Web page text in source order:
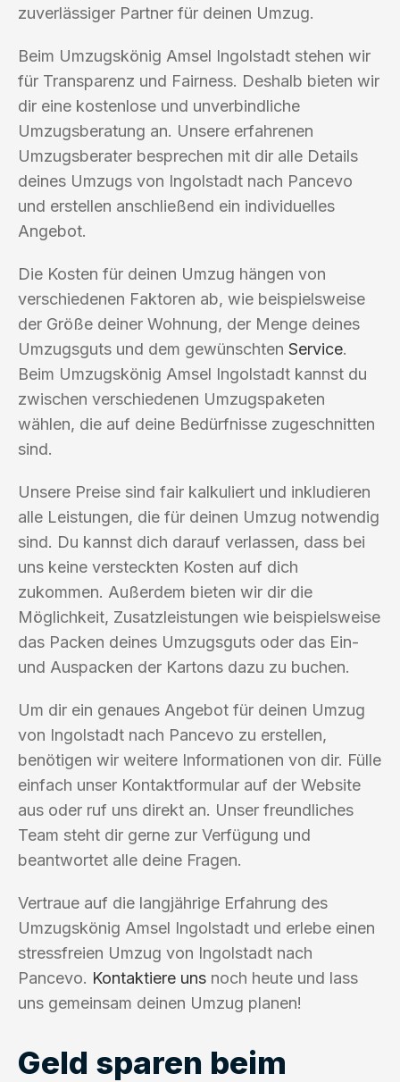
zuverlässiger Partner für deinen Umzug.
Beim Umzugskönig Amsel Ingolstadt stehen wir
für Transparenz und Fairness. Deshalb bieten wir
dir eine kostenlose und unverbindliche
Umzugsberatung an. Unsere erfahrenen
Umzugsberater besprechen mit dir alle Details
deines Umzugs von Ingolstadt nach Pancevo
und erstellen anschließend ein individuelles
Angebot.
Die Kosten für deinen Umzug hängen von
verschiedenen Faktoren ab, wie beispielsweise
der Größe deiner Wohnung, der Menge deines
Umzugsguts und dem gewünschten Service.
Beim Umzugskönig Amsel Ingolstadt kannst du
zwischen verschiedenen Umzugspaketen
wählen, die auf deine Bedürfnisse zugeschnitten
sind.
Unsere Preise sind fair kalkuliert und inkludieren
alle Leistungen, die für deinen Umzug notwendig
sind. Du kannst dich darauf verlassen, dass bei
uns keine versteckten Kosten auf dich
zukommen. Außerdem bieten wir dir die
Möglichkeit, Zusatzleistungen wie beispielsweise
das Packen deines Umzugsguts oder das Ein-
und Auspacken der Kartons dazu zu buchen.
Um dir ein genaues Angebot für deinen Umzug
von Ingolstadt nach Pancevo zu erstellen,
benötigen wir weitere Informationen von dir. Fülle
einfach unser Kontaktformular auf der Website
aus oder ruf uns direkt an. Unser freundliches
Team steht dir gerne zur Verfügung und
beantwortet alle deine Fragen.
Vertraue auf die langjährige Erfahrung des
Umzugskönig Amsel Ingolstadt und erlebe einen
stressfreien Umzug von Ingolstadt nach
Pancevo. Kontaktiere uns noch heute und lass
uns gemeinsam deinen Umzug planen!
Geld sparen beim